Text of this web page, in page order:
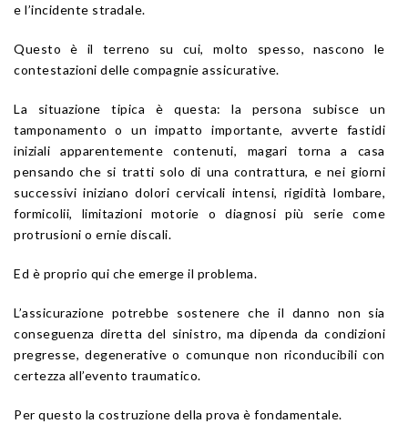
e l’incidente stradale.
Questo è il terreno su cui, molto spesso, nascono le
contestazioni delle compagnie assicurative.
La situazione tipica è questa: la persona subisce un
tamponamento o un impatto importante, avverte fastidi
iniziali apparentemente contenuti, magari torna a casa
pensando che si tratti solo di una contrattura, e nei giorni
successivi iniziano dolori cervicali intensi, rigidità lombare,
formicolii, limitazioni motorie o diagnosi più serie come
protrusioni o ernie discali.
Ed è proprio qui che emerge il problema.
L’assicurazione potrebbe sostenere che il danno non sia
conseguenza diretta del sinistro, ma dipenda da condizioni
pregresse, degenerative o comunque non riconducibili con
certezza all’evento traumatico.
Per questo la costruzione della prova è fondamentale.